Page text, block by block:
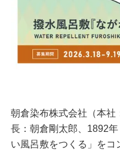
朝倉染布株式会社（本社
長：朝倉剛太郎、1892
い風呂敷をつくる」を